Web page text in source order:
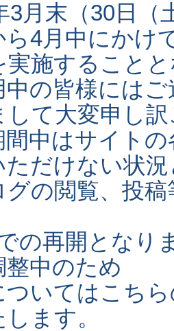
3月末（30日（
ら4月中にかけ
実施すること
中の皆様には
して大変申し
間中はサイト
ただけない状
グの閲覧、投
の再開となり
整中のため
ついてはこち
ます。